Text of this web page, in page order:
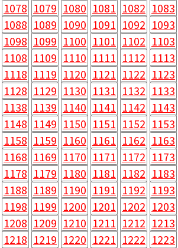
1078 1079 1080 1081 1082 1083
1088 1089 1090 1091 1092 1093
1098 1099 1100 1101 1102 1103
1108 1109 1110 1111 1112 1113
1118 1119 1120 1121 1122 1123
1128 1129 1130 1131 1132 1133
1138 1139 1140 1141 1142 1143
1148 1149 1150 1151 1152 1153
1158 1159 1160 1161 1162 1163
1168 1169 1170 1171 1172 1173
1178 1179 1180 1181 1182 1183
1188 1189 1190 1191 1192 1193
1198 1199 1200 1201 1202 1203
1208 1209 1210 1211 1212 1213
1218 1219 1220 1221 1222 1223